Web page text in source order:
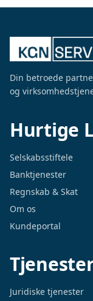
Din betroede
og
Hurtige
Selskabsstiftele
Banktjenester
Regnskab & Skat
Om os
Kundeportal
Juridiske tjenester